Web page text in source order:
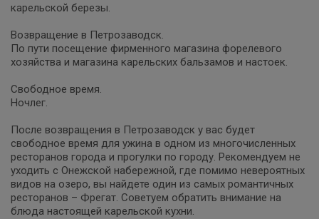
карельской березы.
Возвращение в Петрозаводск.
По пути посещение фирменного магазина форелевого
хозяйства и магазина карельских бальзамов и настоек.
Свободное время.
Ночлег.
После возвращения в Петрозаводск у вас будет
свободное время для ужина в одном из многочисленных
ресторанов города и прогулки по городу. Рекомендуем не
уходить с Онежской набережной, где помимо невероятных
видов на озеро, вы найдете один из самых романтичных
ресторанов – Фрегат. Советуем обратить внимание на
блюда настоящей карельской кухни.